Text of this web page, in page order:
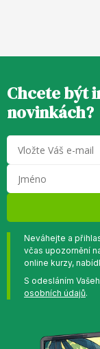
Chcete být
novinkách?
Neváhejte a
včas upozornění
online kurzy,
S odesláním
osobních údajů.